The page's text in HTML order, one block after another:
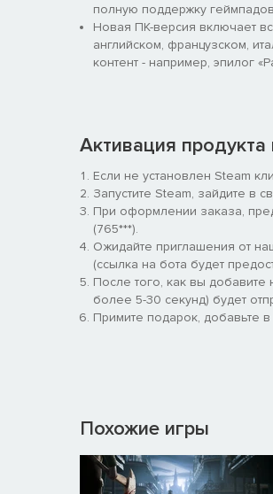
полную поддержку
Новая ПК-версия включает
английском, французском,
контент - например, эпилог
Активация продукта
Если не установлен Steam
Запустите Steam, зайдите в
При оформлении заказа,
(765***).
Ожидайте приглашения от
(ссылка на бота будет
После того, как вы добавите
более 5-30 секунд) будет
Примите подарок, добавьте
Похожие игры